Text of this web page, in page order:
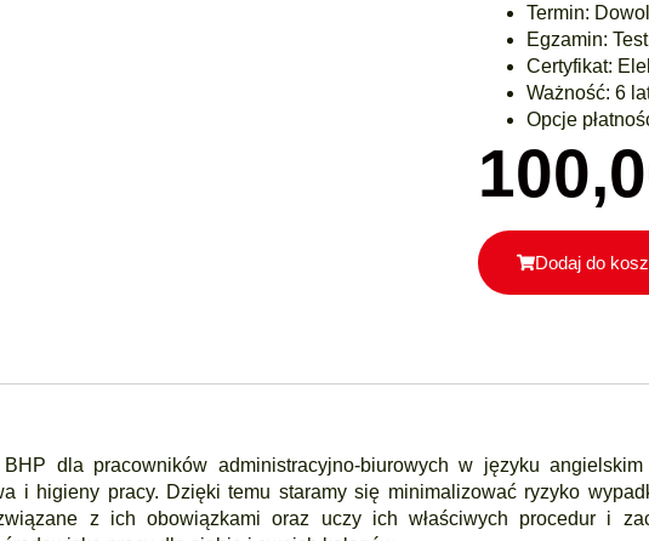
Termin:
Egzamin:
Certyfikat:
Ważność: 6
Opcje
Dodaj do
dla pracowników administracyjno-biurowych w języku
i higieny pracy. Dzięki temu staramy się minimalizować ryzyko
z ich obowiązkami oraz uczy ich właściwych procedur i